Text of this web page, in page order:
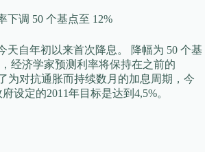
天自年初以来首次降息。 降幅为 50 个基
经济学家预测利率将保持在之前的
为对抗通胀而持续数月的加息周期，今
设定的2011年目标是达到4,5%。